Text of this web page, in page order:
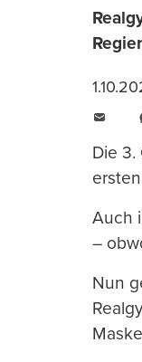
Die
Auch
–
Nun